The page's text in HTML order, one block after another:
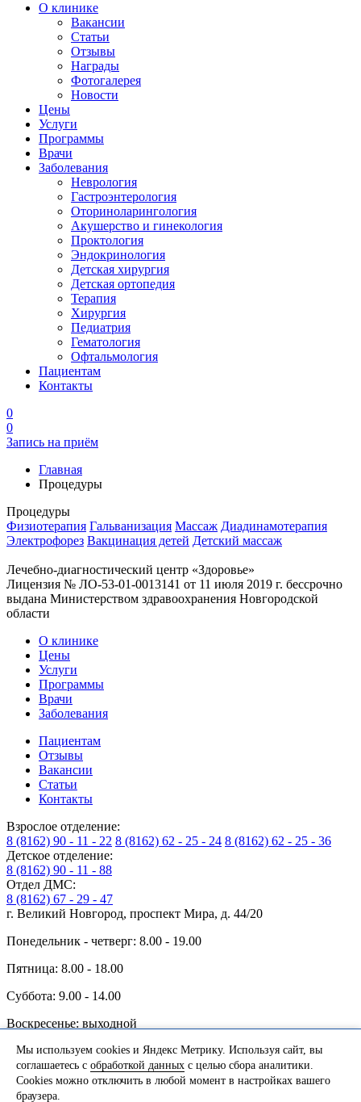
О клинике
Вакансии
Статьи
Отзывы
Награды
Фотогалерея
Новости
Цены
Услуги
Программы
Врачи
Заболевания
Неврология
Гастроэнтерология
Оториноларингология
Акушерство и гинекология
Проктология
Эндокринология
Детская хирургия
Детская ортопедия
Терапия
Хирургия
Педиатрия
Гематология
Офтальмология
Пациентам
Контакты
0
0
Запись на приём
Главная
Процедуры
Процедуры
Физиотерапия Гальванизация Массаж Диадинамотерапия
Электрофорез Вакцинация детей Детский массаж
Лечебно-диагностический центр «Здоровье»
Лицензия № ЛО-53-01-0013141 от 11 июля 2019 г. бессрочно
выдана Министерством здравоохранения Новгородской
области
О клинике
Цены
Услуги
Программы
Врачи
Заболевания
Пациентам
Отзывы
Вакансии
Статьи
Контакты
Взрослое отделение:
8 (8162) 90 - 11 - 22 8 (8162) 62 - 25 - 24 8 (8162) 62 - 25 - 36
Детское отделение:
8 (8162) 90 - 11 - 88
Отдел ДМС:
8 (8162) 67 - 29 - 47
г. Великий Новгород, проспект Мира, д. 44/20
Понедельник - четверг: 8.00 - 19.00
Пятница: 8.00 - 18.00
Суббота: 9.00 - 14.00
Воскресенье: выходной
записаться на приём
Сайт носит информационный характер и не является
публичной офертой, определяемой положениями Статьи 437
(2) ГК РФ.
Мы используем cookies и Яндекс Метрику. Используя сайт, вы
соглашаетесь с обработкой данных с целью сбора аналитики.
Cookies можно отключить в любой момент в настройках вашего
браузера.